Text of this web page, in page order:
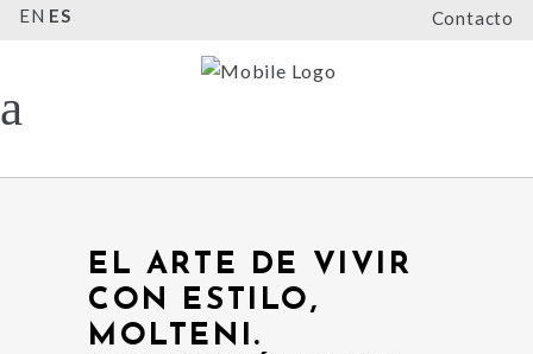
EN ES Contacto
EL ARTE DE VIVIR
CON ESTILO,
MOLTENI.